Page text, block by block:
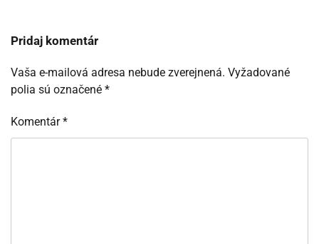
Pridaj komentár
Vaša e-mailová adresa nebude zverejnená. Vyžadované
polia sú označené *
Komentár*